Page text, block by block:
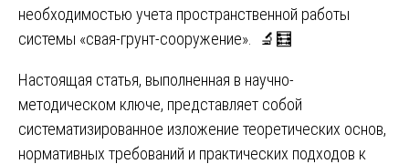
необходимостью учета пространственной работы
системы «свая-грунт-сооружение». 🔬🧮
Настоящая статья, выполненная в научно-
методическом ключе, представляет собой
систематизированное изложение теоретических основ,
нормативных требований и практических подходов к